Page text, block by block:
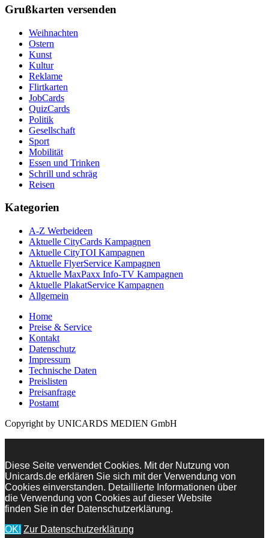
Grußkarten versenden
Weihnachten
Ostern
Kunst
Kultur
Reklame
Flirtkarten
JobCards
QuizCards
Politik
Gesellschaft
Sport
Mobilität
Essen und Trinken
Schrill und schräg
Reisen
Kategorien
A-Z Werbeideen
Aktuelle CityCards Kampagnen
Aktuelle CityTOI Kampagnen
Aktuelle FlyerService Kampagnen
Aktuelle MaxPaxx Info-TV Kampagnen
Aktuelle PlakatService Kampagnen
Allgemein
Home
Preise & Service
Kontakt
Datenschutz
Impressum
Technische Daten
Preislisten
Preisanfrage
Postamt
Copyright by UNICARDS MEDIEN GmbH
Diese Seite verwendet Cookies. Mit der Nutzung von
Unicards.de erklären Sie sich mit der Verwendung von
Cookies einverstanden. Detaillierte Informationen über
die Verwendung von Cookies auf dieser Website
finden Sie in der Datenschutzerklärung.
OK! Zur Datenschutzerklärung